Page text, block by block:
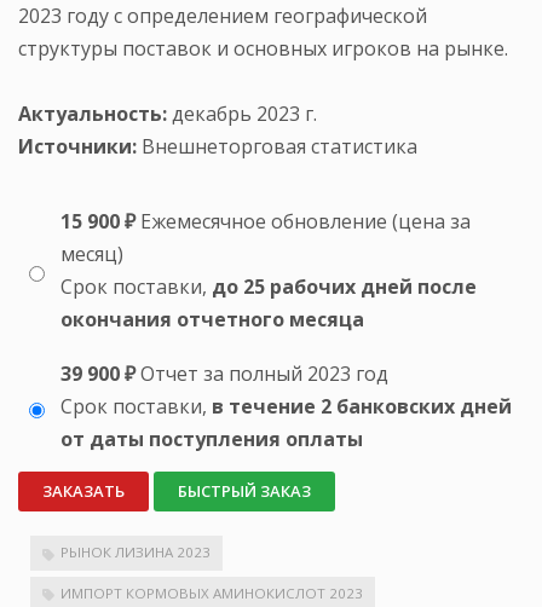
2023 году с определением географической
структуры поставок и основных игроков на рынке.
Актуальность:декабрь 2023 г.
Источники: Внешнеторговая статистика
15 900 ₽ Ежемесячное обновление (цена за
месяц)
Срок поставки, до 25 рабочих дней после
окончания отчетного месяца
39 900 ₽Отчет за полный 2023 год
Срок поставки, в течение 2 банковских дней
от даты поступления оплаты
ЗАКАЗАТЬ БЫСТРЫЙ ЗАКАЗ
РЫНОК ЛИЗИНА 2023
ИМПОРТ КОРМОВЫХ АМИНОКИСЛОТ 2023